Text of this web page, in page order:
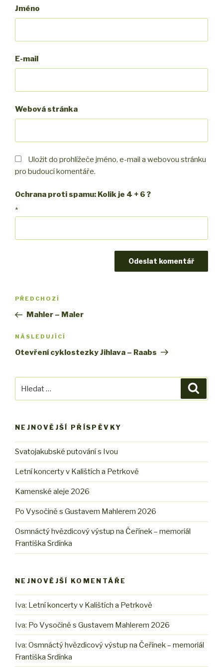
Jméno
E-mail
Webová stránka
Uložit do prohlížeče jméno, e-mail a webovou stránku
pro budoucí komentáře.
Ochrana proti spamu: Kolik je 4 + 6 ?
*
Navigace
příspěvek
Předchozí
příspěvek
PŘEDCHOZÍ
Mahler – Maler
Následující
příspěvek
NÁSLEDUJÍCÍ
Otevření cyklostezky Jihlava – Raabs
NEJNOVĚJŠÍ PŘÍSPĚVKY
Svatojakubské putování s Ivou
Letní koncerty v Kalištích a Petrkově
Kamenské aleje 2026
Po Vysočině s Gustavem Mahlerem 2026
Osmnáctý hvězdicový výstup na Čeřínek – memoriál
Františka Srdínka
NEJNOVĚJŠÍ KOMENTÁŘE
Iva: Letní koncerty v Kalištích a Petrkově
Iva: Po Vysočině s Gustavem Mahlerem 2026
Iva: Osmnáctý hvězdicový výstup na Čeřínek – memoriál
Františka Srdínka